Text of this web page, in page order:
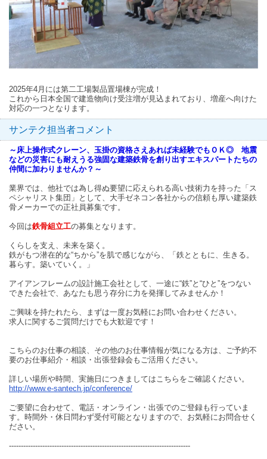
2025年4月には第二工場製品置場棟が完成！
これから日本全国で建造物向け受注増が見込まれており、増産へ向けた
対応の一つとなります。
サンテク担当者コメント
～床上操作式クレーン、玉掛の資格さえあれば未経験でもＯＫ◎ 地震
などの災害にも耐えうる強固な建築鉄骨を創り出すエキスパートたちの
仲間に加わりませんか？～
業界では、他社では為し得ぬ要望に応えられる高い技術力を持った「ス
ペシャリスト集団」として、大手ゼネコン各社からの信頼も厚い建築鉄
骨メーカーでの正社員募集です。
今回は鉄骨組立工の募集となります。
くらしを支え、未来を築く。
鉄がもつ潜在的な“ちから”を肌で感じながら、「鉄とともに、生きる。
暮らす。築いていく。」
アイアンフレームの設計施工会社として、一途に“鉄”と“ひと”をつない
できた会社で、あなたも思う存分に力を発揮してみませんか！
ご興味を持たれたら、まずは一度お気軽にお問い合わせください。
求人に関するご質問だけでも大歓迎です！
こちらのお仕事の相談、その他のお仕事情報が気になる方は、ご予約不
要のお仕事紹介・相談・出張登録会もご活用ください。
詳しい場所や時間、実施日につきましてはこちらをご確認ください。
http://www.e-santech.jp/conference/
ご要望に合わせて、電話・オンライン・出張でのご登録も行っていま
す。時間外・休日問わず受付可能となりますので、お気軽にお問合せく
ださい。
----------------------------------------------------------------------------